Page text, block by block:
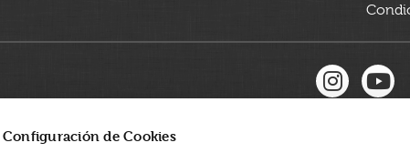
de Cookies